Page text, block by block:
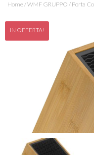
Home /WMF GRUPPO / Porta
IN OFFERTA!